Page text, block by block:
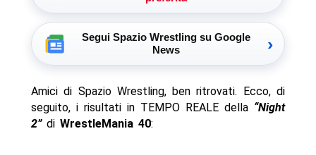
Segui Spazio Wrestling su Google
News
›
Amici di Spazio Wrestling, ben ritrovati. Ecco, di
seguito, i risultati in TEMPO REALE della “Night
2” di WrestleMania 40: